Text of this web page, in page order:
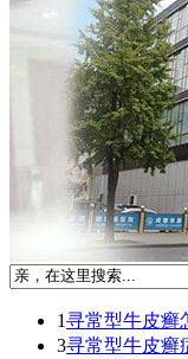
1寻常型牛皮癣
3寻常型牛皮癣